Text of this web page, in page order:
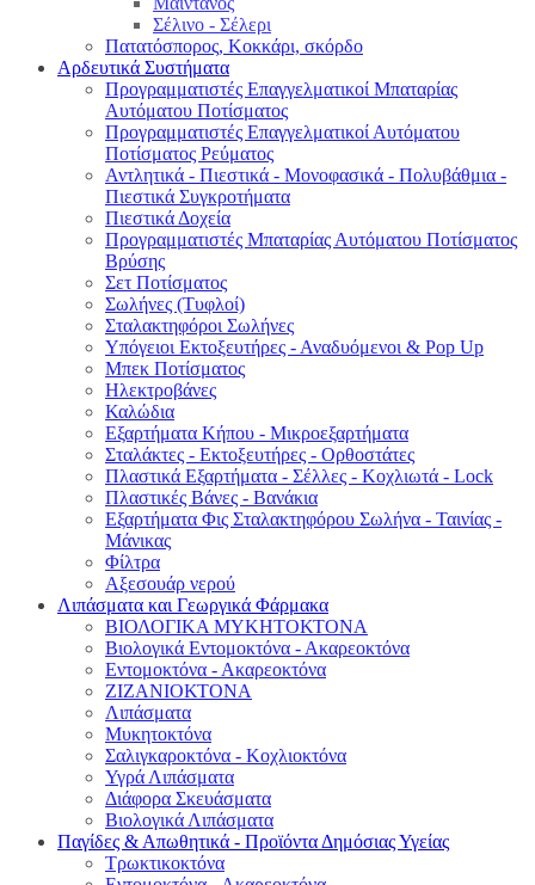
Σέλινο - Σέλερι
Πατατόσπορος, Κοκκάρι, σκόρδο
Αρδευτικά Συστήματα
Προγραμματιστές Επαγγελματικοί Μπαταρίας
Αυτόματου Ποτίσματος
Προγραμματιστές Επαγγελματικοί Αυτόματου
Ποτίσματος Ρεύματος
Αντλητικά - Πιεστικά - Μονοφασικά - Πολυβάθμια -
Πιεστικά Συγκροτήματα
Πιεστικά Δοχεία
Προγραμματιστές Μπαταρίας Αυτόματου Ποτίσματος
Βρύσης
Σετ Ποτίσματος
Σωλήνες (Τυφλοί)
Σταλακτηφόροι Σωλήνες
Υπόγειοι Εκτοξευτήρες - Αναδυόμενοι & Pop Up
Μπεκ Ποτίσματος
Ηλεκτροβάνες
Καλώδια
Εξαρτήματα Κήπου - Μικροεξαρτήματα
Σταλάκτες - Εκτοξευτήρες - Ορθοστάτες
Πλαστικά Εξαρτήματα - Σέλλες - Κοχλιωτά - Lock
Πλαστικές Βάνες - Βανάκια
Εξαρτήματα Φις Σταλακτηφόρου Σωλήνα - Ταινίας -
Μάνικας
Φίλτρα
Αξεσουάρ νερού
Λιπάσματα και Γεωργικά Φάρμακα
ΒΙΟΛΟΓΙΚΑ ΜΥΚΗΤΟΚΤΟΝΑ
Βιολογικά Εντομοκτόνα - Ακαρεοκτόνα
Εντομοκτόνα - Ακαρεοκτόνα
ΖΙΖΑΝΙΟΚΤΟΝΑ
Λιπάσματα
Μυκητοκτόνα
Σαλιγκαροκτόνα - Κοχλιοκτόνα
Υγρά Λιπάσματα
Διάφορα Σκευάσματα
Βιολογικά Λιπάσματα
Παγίδες & Απωθητικά - Προϊόντα Δημόσιας Υγείας
Τρωκτικοκτόνα